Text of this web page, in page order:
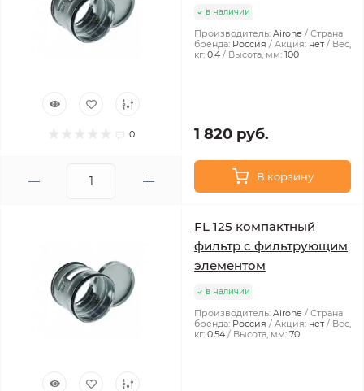
0
в наличии
Производитель: Airone
Страна
бренда: Россия Акция: нет
Вес,
кг: 0.4 Высота, мм: 100
1 820 руб.
В корзину
FL 125 компактный
фильтр с фильтрующим
элементом
в наличии
Производитель: Airone
Страна
бренда: Россия Акция: нет
Вес,
кг: 0.54 Высота, мм: 70